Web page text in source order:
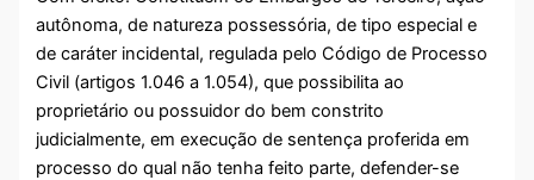
autônoma, de natureza possessória, de tipo especial e
de caráter incidental, regulada pelo Código de Processo
Civil (artigos 1.046 a 1.054), que possibilita ao
proprietário ou possuidor do bem constrito
judicialmente, em execução de sentença proferida em
processo do qual não tenha feito parte, defender-se